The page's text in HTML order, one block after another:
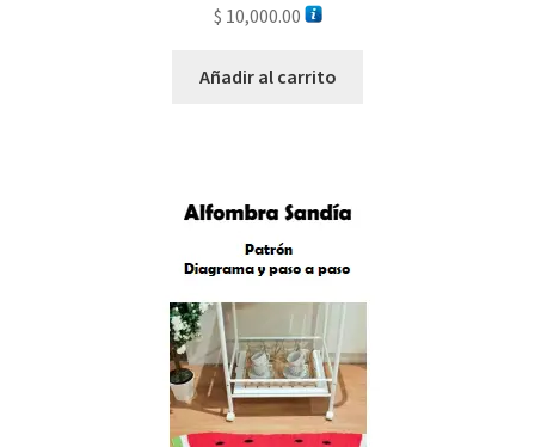
$ 10,000.00
Añadir al carrito